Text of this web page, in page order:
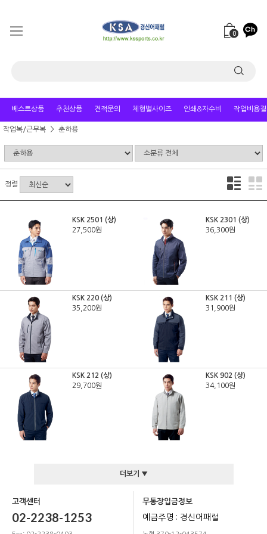
0
베스트상품 추천상품 견적문의 체형별사이즈 인쇄&자수비 작업비용
작업복/근무복 춘하용
정렬
KSK 2501 (상)
27,500원
KSK 2301 (상)
36,300원
KSK 220 (상)
35,200원
KSK 211 (상)
31,900원
KSK 212 (상)
29,700원
KSK 902 (상)
34,100원
더보기 ▼
고객센터
02-2238-1253
무통장입금정보
예금주명 : 경신어패럴